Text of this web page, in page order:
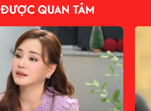
ĐƯỢC QUAN TÂM